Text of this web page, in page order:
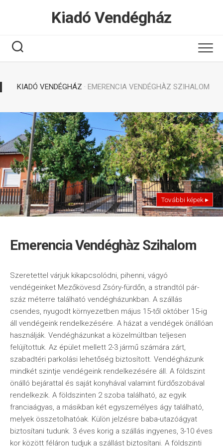
Kiadó Vendégház
KIADÓ VENDÉGHÁZ · EMERENCIA VENDÉGHÀZ SZIHALOM
További képek ▸
Emerencia Vendéghàz Szihalom
Szeretettel várjuk kikapcsolódni, pihenni, vágyó
vendégeinket Mezőkövesd Zsóry-fürdőn, a strandtól pár-
száz méterre található vendégházunkban. A szállás
csendes, nyugodt környezetben május 15-től október 15-ig
áll vendégeink rendelkezésére. A házat a vendégek önállóan
használják. Vendégházunkat a közelmúltban teljesen
felújítottuk. Az épület mellett 2-3 jármű számára zárt,
szabadtéri parkolási lehetőség biztosított. Vendégházunk
mindkét szintje vendégeink rendelkezésére áll. A földszint
önálló bejárattal és saját konyhával valamint fürdőszobával
rendelkezik. A földszinten 2 szoba található, az egyik
franciaágyas, a másikban két egyszemélyes ágy található,
melyek összetolhatóak. Külön jelzésre baba-utazóágyat
biztosítani tudunk. 3 éves korig a szállás ingyenes, 3-10 éves
kor között féláron tudjuk a szállást biztosítani. A földszinti